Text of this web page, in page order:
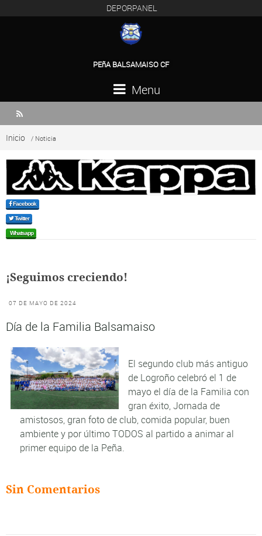
DEPORPANEL
PEñA BALSAMAISO CF
Menu

Inicio / Noticia
Facebook
Twitter
Whatsapp
¡Seguimos creciendo!
07 DE MAYO DE 2024
Día de la Familia Balsamaiso
El segundo club más antiguo
de Logroño celebró el 1 de
mayo el día de la Familia con
gran éxito, Jornada de
amistosos, gran foto de club, comida popular, buen
ambiente y por último TODOS al partido a animar al
primer equipo de la Peña.
Sin Comentarios